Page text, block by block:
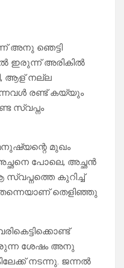
അനു ഞെട്ടി
ഇരുന്ന് അരികിൽ
ആള് നല്ല
രണ്ട് കയ്യും
സ്വപ്നം
മുഖം
പോലെ, അച്ഛൻ
കുറിച്ച്
തെളിഞ്ഞു
ശേഷം അനു
നടന്നു. ജന്നൽ